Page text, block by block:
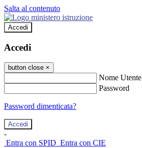
Salta al contenuto
Accedi
Accedi
button close ×
Nome Utente
Password
Password dimenticata?
-
Entra con SPID Entra con CIE